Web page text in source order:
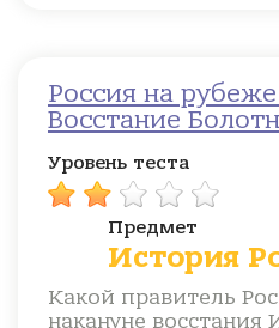
Россия на
Восстание
Уровень теста
Предмет
История
Какой правитель
накануне восстания